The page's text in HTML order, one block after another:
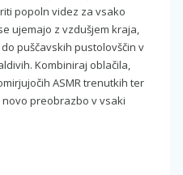
popoln videz za vsako
ujemajo z vzdušjem kraja,
puščavskih pustolovščin v
Kombiniraj oblačila,
ASMR trenutkih ter
preobrazbo v vsaki